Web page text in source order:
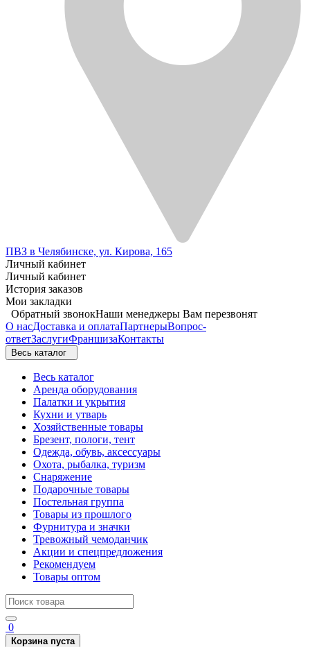
ПВЗ в Челябинске, ул. Кирова, 165
Личный кабинет
Личный кабинет
История заказов
Мои закладки
Обратный звонокНаши менеджеры Вам перезвонят
О насДоставка и оплатаПартнерыВопрос-
ответЗаслугиФраншизаКонтакты
Весь каталог
Весь каталог
Аренда оборудования
Палатки и укрытия
Кухни и утварь
Хозяйственные товары
Брезент, пологи, тент
Одежда, обувь, аксессуары
Охота, рыбалка, туризм
Снаряжение
Подарочные товары
Постельная группа
Товары из прошлого
Фурнитура и значки
Тревожный чемоданчик
Акции и спецпредложения
Рекомендуем
Товары оптом
0
Корзина пуста